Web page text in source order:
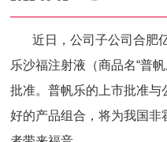
近日，公司子公司合肥
乐沙福注射液（商品名“普
批准。普帆乐的上市批准与
好的产品组合，将为我国非